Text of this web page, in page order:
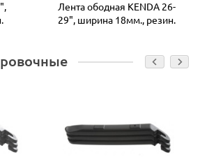
Лента ободная KENDA 26-
29", ширина 18мм., резин.